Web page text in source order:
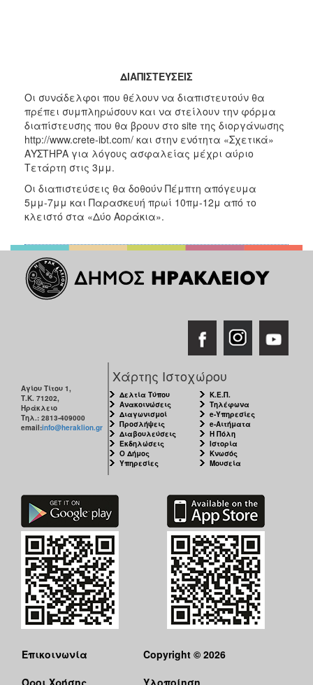
ΔΙΑΠΙΣΤΕΥΣΕΙΣ
Οι συνάδελφοι που θέλουν να διαπιστευτούν θα
πρέπει συμπληρώσουν και να στείλουν την φόρμα
διαπίστευσης που θα βρουν στο site της διοργάνωσης
http://www.crete-ibt.com/ και στην ενότητα «Σχετικά»
ΑΥΣΤΗΡΑ για λόγους ασφαλείας μέχρι αύριο
Τετάρτη στις 3μμ.
Οι διαπιστεύσεις θα δοθούν Πέμπτη απόγευμα
5μμ-7μμ και Παρασκευή πρωί 10πμ-12μ από το
κλειστό στα «Δύο Αοράκια».
Αγίου Τίτου 1,
Τ.Κ. 71202,
Ηράκλειο
Τηλ.: 2813-409000
email:info@heraklion.gr
Χάρτης Ιστοχώρου
Δελτία Τύπου
Ανακοινώσεις
Διαγωνισμοί
Προσλήψεις
Διαβουλεύσεις
Εκδηλώσεις
Ο Δήμος
Υπηρεσίες
Κ.Ε.Π.
Τηλέφωνα
e-Υπηρεσίες
e-Αιτήματα
Η Πόλη
Ιστορία
Κνωσός
Μουσεία
Επικοινωνία
Όροι Χρήσης
Copyright © 2026
Υλοποίηση